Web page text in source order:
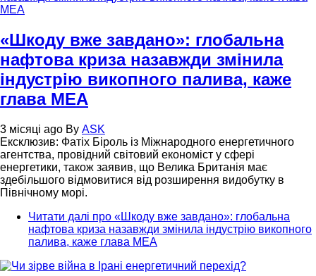
«Шкоду вже завдано»: глобальна
нафтова криза назавжди змінила
індустрію викопного палива, каже
глава МЕА
3 місяці ago By ASK
Ексклюзив: Фатіх Біроль із Міжнародного енергетичного
агентства, провідний світовий економіст у сфері
енергетики, також заявив, що Велика Британія має
здебільшого відмовитися від розширення видобутку в
Північному морі.
Читати далі про «Шкоду вже завдано»: глобальна
нафтова криза назавжди змінила індустрію викопного
палива, каже глава МЕА